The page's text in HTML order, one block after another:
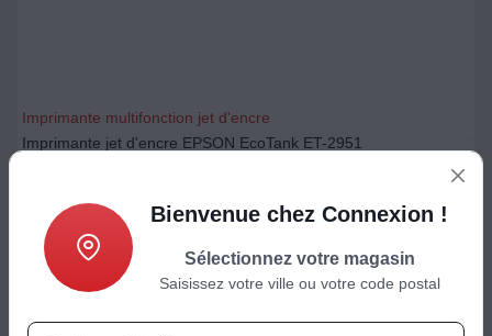
Imprimante multifonction jet d'encre
Imprimante jet d'encre EPSON EcoTank ET-2951
269,99€
Ajouter au panier
Bienvenue chez Connexion !
Sélectionnez votre magasin
Saisissez votre ville ou votre code postal